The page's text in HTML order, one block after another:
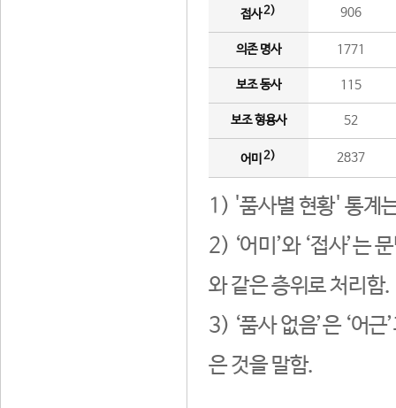
접사2) 906
의존 명사 1771
보조 동사 115
보조 형용사 52
어미 2) 2837
1) '품사별 현황' 통계
2) ‘어미’와 ‘접사’는
와 같은 층위로 처리함.
3) ‘품사 없음’은 ‘어
은 것을 말함.